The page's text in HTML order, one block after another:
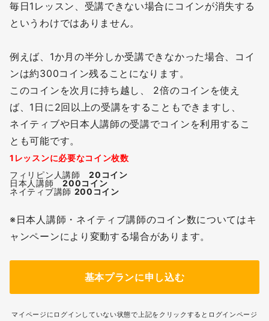
毎日1レッスン、受講できない場合にコインが消失する
というわけではありません。
例えば、1か月の半分しか受講できなかった場合、コイ
ンは約300コイン残ることになります。
このコインを次月に持ち越し、 2倍のコインを使え
ば、1日に2回以上の受講をすることもできますし、
ネイティブや日本人講師の受講でコインを利用するこ
とも可能です。
1レッスンに必要なコイン枚数
フィリピン人講師 20コイン
日本人講師 200コイン
ネイティブ講師 200コイン
※日本人講師・ネイティブ講師のコイン数についてはキ
ャンペーンにより変動する場合があります。
基本プランに申し込む
マイページにログインしていない状態で上記をクリックするとログインページ